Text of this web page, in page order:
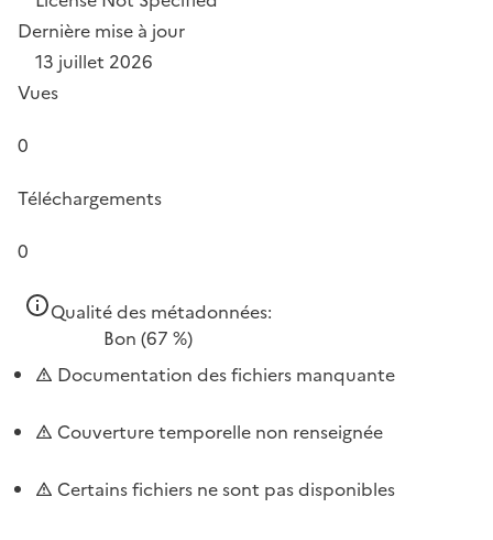
Dernière mise à jour
13 juillet 2026
Vues
0
Téléchargements
0
Qualité des métadonnées:
Bon (67 %)
Documentation des fichiers manquante
Couverture temporelle non renseignée
Certains fichiers ne sont pas disponibles